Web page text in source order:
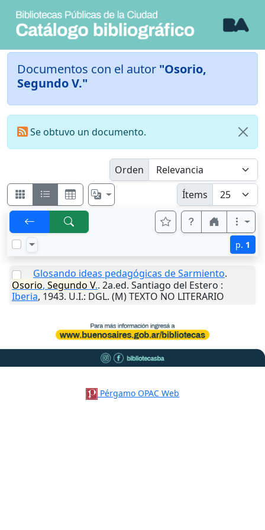
Documentos con el autor "Osorio,
Segundo V."
Se obtuvo un documento.
Orden
Ítems
p. 1
Glosando ideas pedagógicas de Sarmiento.
Osorio, Segundo V.. 2a.ed. Santiago del Estero :
Iberia, 1943. U.I.: DGL. (M) TEXTO NO LITERARIO
Pérgamo OPAC Web